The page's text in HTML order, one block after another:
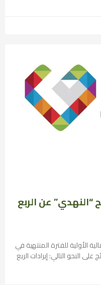
“النهدي” عن الربع
الأولية للفترة المنتهية في
على النحو التالي: إيرادات الربع